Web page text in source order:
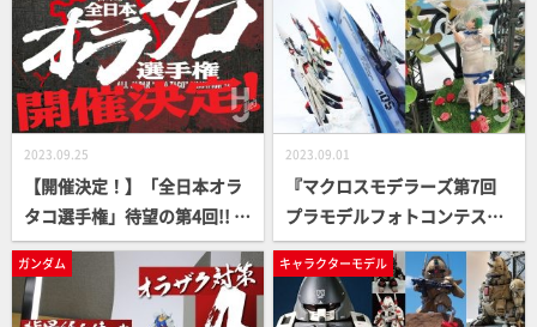
2023.09.25
【開催決定！】「全日本オラ
タコ選手権」待望の第4回!! 応
募締め切りは2024年1月19日
(金)予定!!
2023.09.01
『マクロスモデラーズ第7回
プラモデルフォトコンテス
ト』結果発表！マクロス愛あ
ふれる受賞20作品を一挙に紹
介！
ガンダム キャラクターモデル